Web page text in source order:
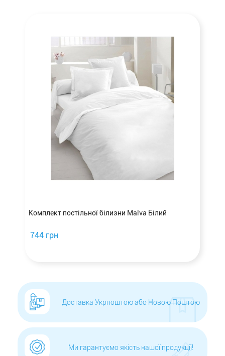
Комплект постільної білизни Malva Білий
744 грн
Доставка Укрпоштою або Новою Поштою
Ми гарантуємо якість нашої продукції!